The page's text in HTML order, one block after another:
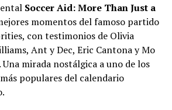
Soccer Aid: More Than Just a
momentos del famoso partido
con testimonios de Olivia
Ant y Dec, Eric Cantona y Mo
mirada nostálgica a uno de los
populares del calendario